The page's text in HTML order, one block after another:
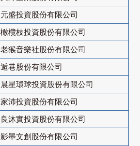
元盛投資股份有限公司
橄欖枝投資股份有限公司
老猴音樂社股份有限公司
逅巷股份有限公司
晨星環球投資股份有限公司
家沛投資股份有限公司
良沐實投資股份有限公司
影墨文創股份有限公司